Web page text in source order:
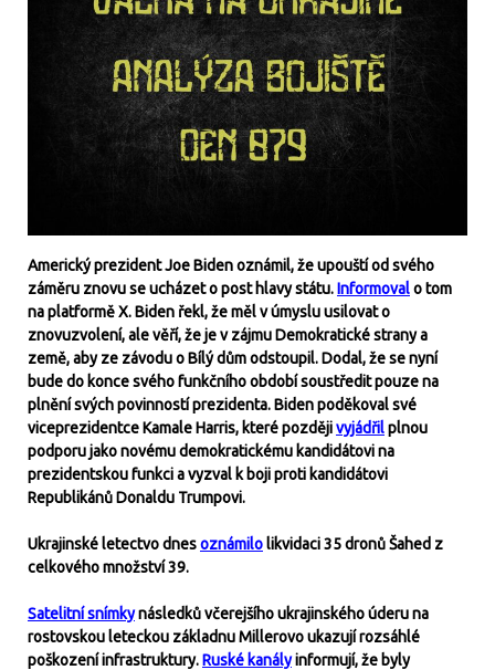
Americký prezident Joe Biden oznámil, že upouští od svého
záměru znovu se ucházet o post hlavy státu.Informovalo tom
na platformě X. Biden řekl, že měl v úmyslu usilovat o
znovuzvolení, ale věří, že je v zájmu Demokratické strany a
země, aby ze závodu o Bílý dům odstoupil. Dodal, že se nyní
bude do konce svého funkčního období soustředit pouze na
plnění svých povinností prezidenta. Biden poděkoval své
viceprezidentce Kamale Harris, které pozdějivyjádřilplnou
podporu jako novému demokratickému kandidátovi na
prezidentskou funkci a vyzval k boji proti kandidátovi
Republikánů Donaldu Trumpovi.
Ukrajinské letectvo dnesoznámilolikvidaci 35 dronů Šahed z
celkového množství 39.
Satelitní snímkynásledků včerejšího ukrajinského úderu na
rostovskou leteckou základnu Millerovo ukazují rozsáhlé
poškození infrastruktury.Ruské kanályinformují, že byly